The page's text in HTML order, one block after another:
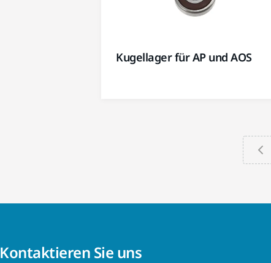
Kugellager für AP und AOS
Kontaktieren Sie uns